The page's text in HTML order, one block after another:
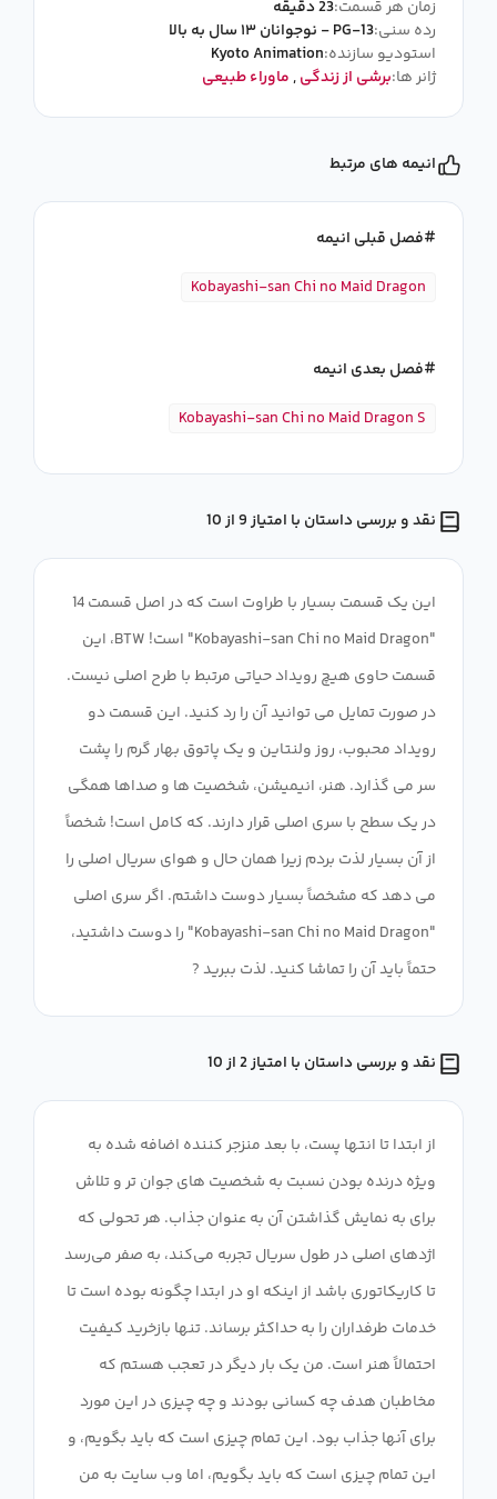
زمان هر قسمت:23 دقیقه
رده سنی:PG-13 - نوجوانان ۱۳ سال به بالا
استودیو سازنده:Kyoto Animation
ژانر ها:برشی از زندگی,ماوراء طبیعی
انیمه های مرتبط
فصل قبلی انیمه
Kobayashi-san Chi no Maid Dragon
فصل بعدی انیمه
Kobayashi-san Chi no Maid Dragon S
نقد و بررسی داستان با امتیاز 9 از 10
این یک قسمت بسیار با طراوت است که در اصل قسمت 14
"Kobayashi-san Chi no Maid Dragon" است! BTW، این
قسمت حاوی هیچ رویداد حیاتی مرتبط با طرح اصلی نیست.
در صورت تمایل می توانید آن را رد کنید. این قسمت دو
رویداد محبوب، روز ولنتاین و یک پاتوق بهار گرم را پشت
سر می گذارد. هنر، انیمیشن، شخصیت ها و صداها همگی
در یک سطح با سری اصلی قرار دارند. که کامل است! شخصاً
از آن بسیار لذت بردم زیرا همان حال و هوای سریال اصلی را
می دهد که مشخصاً بسیار دوست داشتم. اگر سری اصلی
"Kobayashi-san Chi no Maid Dragon" را دوست داشتید،
حتماً باید آن را تماشا کنید. لذت ببرید ?
نقد و بررسی داستان با امتیاز 2 از 10
از ابتدا تا انتها پست، با بعد منزجر کننده اضافه شده به
ویژه درنده بودن نسبت به شخصیت های جوان تر و تلاش
برای به نمایش گذاشتن آن به عنوان جذاب. هر تحولی که
اژدهای اصلی در طول سریال تجربه می‌کند، به صفر می‌رسد
تا کاریکاتوری باشد از اینکه او در ابتدا چگونه بوده است تا
خدمات طرفداران را به حداکثر برساند. تنها بازخرید کیفیت
احتمالاً هنر است. من یک بار دیگر در تعجب هستم که
مخاطبان هدف چه کسانی بودند و چه چیزی در این مورد
برای آنها جذاب بود. این تمام چیزی است که باید بگویم، و
این تمام چیزی است که باید بگویم، اما وب سایت به من